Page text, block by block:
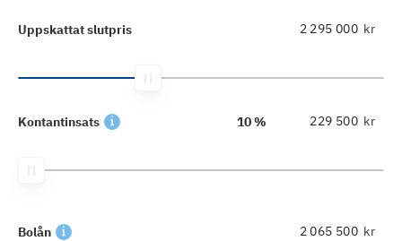
Uppskattat slutpris kr
Kontantinsats 10 % kr
Bolån kr